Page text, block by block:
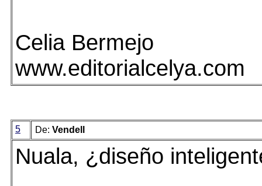
Celia Bermejo
www.editorialcelya.com
5 De: Vendell
Nuala, ¿diseño